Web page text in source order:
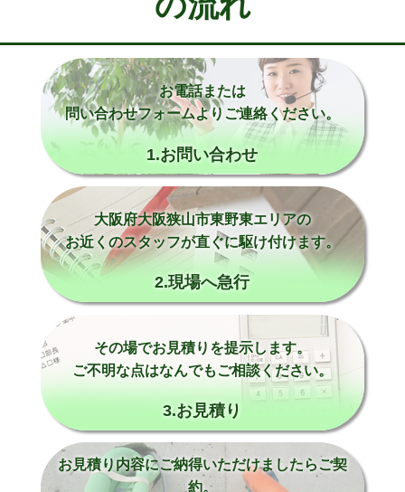
お電話または
問い合わせフォームよりご連絡ください。
1.お問い合わせ
大阪府大阪狭山市東野東エリアの
お近くのスタッフが直ぐに駆け付けます。
2.現場へ急行
その場でお見積りを提示します。
ご不明な点はなんでもご相談ください。
3.お見積り
お見積り内容にご納得いただけましたらご契
約。